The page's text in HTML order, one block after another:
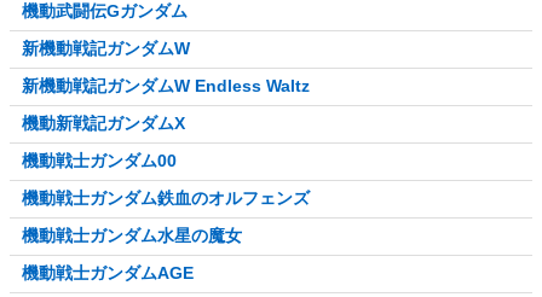
機動武闘伝Gガンダム
新機動戦記ガンダムW
新機動戦記ガンダムW Endless Waltz
機動新戦記ガンダムX
機動戦士ガンダム00
機動戦士ガンダム鉄血のオルフェンズ
機動戦士ガンダム水星の魔女
機動戦士ガンダムAGE